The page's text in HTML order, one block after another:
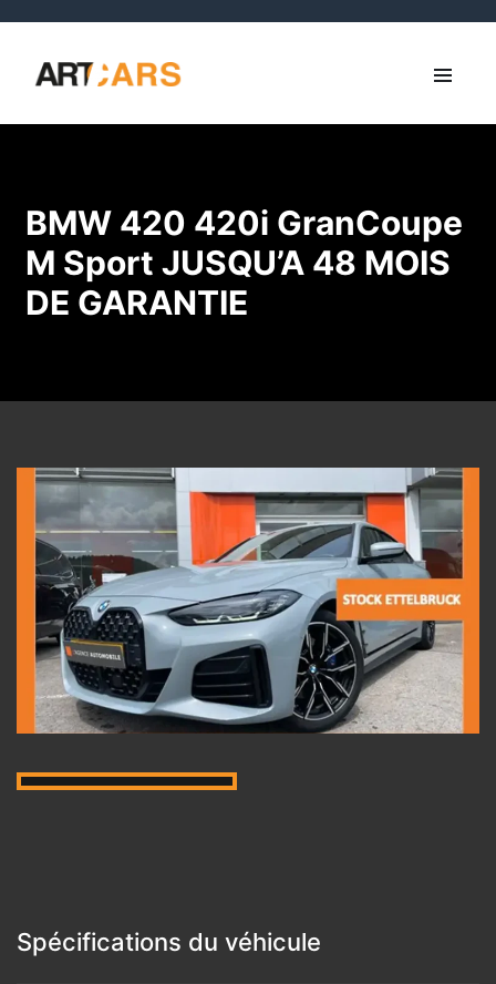
BMW 420 420i GranCoupe
M Sport JUSQU’A 48 MOIS
DE GARANTIE
Spécifications du véhicule